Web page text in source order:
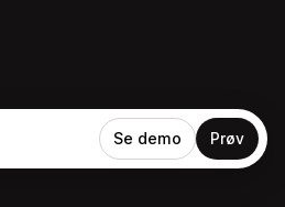
Se demo Prøv